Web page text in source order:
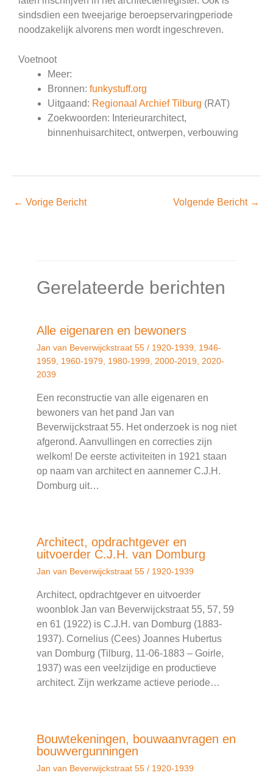
sindsdien een tweejarige beroepservaringperiode
noodzakelijk alvorens men wordt ingeschreven.
Voetnoot
Meer:
Bronnen: funkystuff.org
Uitgaand: Regionaal Archief Tilburg (RAT)
Zoekwoorden: Interieurarchitect,
binnenhuisarchitect, ontwerpen, verbouwing
← Vorige Bericht Volgende Bericht →
Gerelateerde berichten
Alle eigenaren en bewoners
Jan van Beverwijckstraat 55 / 1920-1939 1946-
1959 1960-1979 1980-1999 2000-2019 2020-
2039
Een reconstructie van alle eigenaren en
bewoners van het pand Jan van
Beverwijckstraat 55. Het onderzoek is nog niet
afgerond. Aanvullingen en correcties zijn
welkom! De eerste activiteiten in 1921 staan
op naam van architect en aannemer C.J.H.
Domburg uit…
Architect, opdrachtgever en
uitvoerder C.J.H. van Domburg
Jan van Beverwijckstraat 55 / 1920-1939
Architect, opdrachtgever en uitvoerder
woonblok Jan van Beverwijckstraat 55, 57, 59
en 61 (1922) is C.J.H. van Domburg (1883-
1937). Cornelius (Cees) Joannes Hubertus
van Domburg (Tilburg, 11-06-1883 – Goirle,
1937) was een veelzijdige en productieve
architect. Zijn werkzame actieve periode…
Bouwtekeningen, bouwaanvragen en
bouwvergunningen
Jan van Beverwijckstraat 55 / 1920-1939